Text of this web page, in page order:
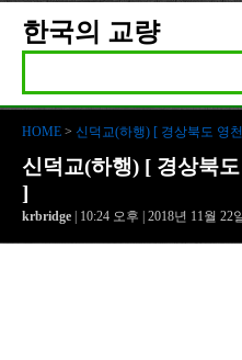
한국의 교량
HOME > 신덕교(하행) [ 경상북도 영
신덕교(하행) [ 경상북
]
krbridge | 10:24 오후 | 2018년 11월 22